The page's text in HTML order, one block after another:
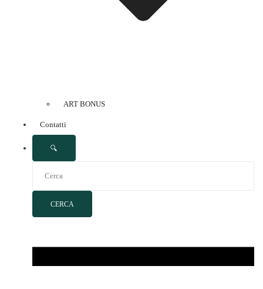
ART BONUS
Contatti
🔍
CERCA